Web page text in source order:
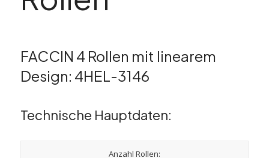
FACCIN 4 Rollen mit linearem
Design: 4HEL-3146
Technische Hauptdaten:
Anzahl Rollen: